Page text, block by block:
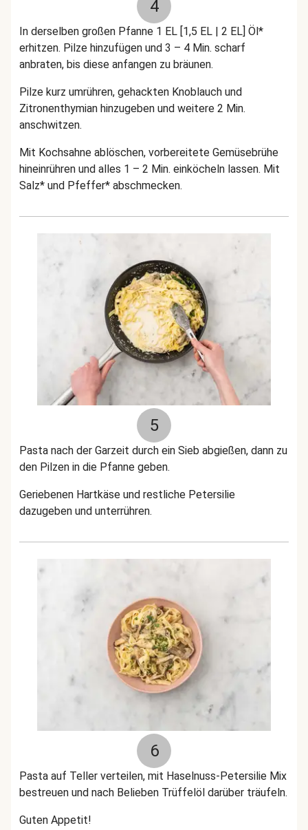
4
In derselben großen Pfanne 1 EL [1,5 EL | 2 EL] Öl*
erhitzen. Pilze hinzufügen und 3 – 4 Min. scharf
anbraten, bis diese anfangen zu bräunen.
Pilze kurz umrühren, gehackten Knoblauch und
Zitronenthymian hinzugeben und weitere 2 Min.
anschwitzen.
Mit Kochsahne ablöschen, vorbereitete Gemüsebrühe
hineinrühren und alles 1 – 2 Min. einköcheln lassen. Mit
Salz* und Pfeffer* abschmecken.
5
Pasta nach der Garzeit durch ein Sieb abgießen, dann zu
den Pilzen in die Pfanne geben.
Geriebenen Hartkäse und restliche Petersilie
dazugeben und unterrühren.
6
Pasta auf Teller verteilen, mit Haselnuss-Petersilie Mix
bestreuen und nach Belieben Trüffelöl darüber träufeln.
Guten Appetit!